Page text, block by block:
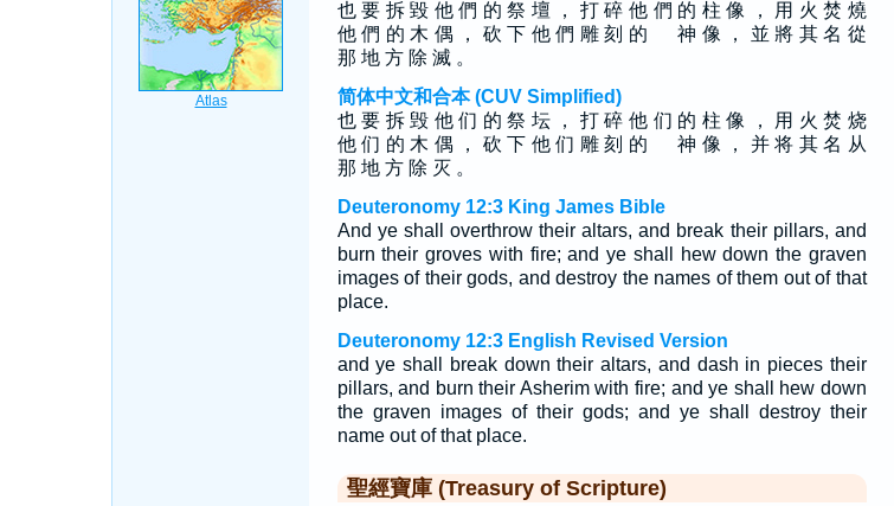
也 要 拆 毀 他 們 的 祭 壇 ， 打 碎 他 們 的 柱 像 ， 用 火 焚 燒
他 們 的 木 偶 ， 砍 下 他 們 雕 刻 的 神 像 ， 並 將 其 名 從
那 地 方 除 滅 。
简体中文和合本 (CUV Simplified)
也 要 拆 毁 他 们 的 祭 坛 ， 打 碎 他 们 的 柱 像 ， 用 火 焚 烧
他 们 的 木 偶 ， 砍 下 他 们 雕 刻 的 神 像 ， 并 将 其 名 从
那 地 方 除 灭 。
Deuteronomy 12:3 King James Bible
And ye shall overthrow their altars, and break their pillars, and
burn their groves with fire; and ye shall hew down the graven
images of their gods, and destroy the names of them out of that
place.
Deuteronomy 12:3 English Revised Version
and ye shall break down their altars, and dash in pieces their
pillars, and burn their Asherim with fire; and ye shall hew down
the graven images of their gods; and ye shall destroy their
name out of that place.
聖經寶庫 (Treasury of Scripture)